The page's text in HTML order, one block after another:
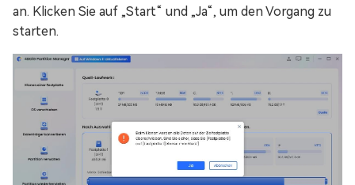
an. Klicken Sie auf „Start“ und „Ja“, um den Vorgang zu
starten.